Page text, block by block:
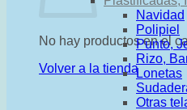
No hay productos en el
Volver a la tienda
Navidad
Polipiel
Punto,
Rizo,
Lonetas
Otras